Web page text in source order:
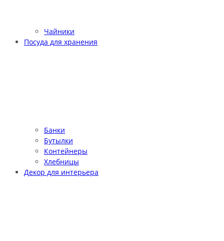
Чайники
Посуда для хранения
Банки
Бутылки
Контейнеры
Хлебницы
Декор для интерьера